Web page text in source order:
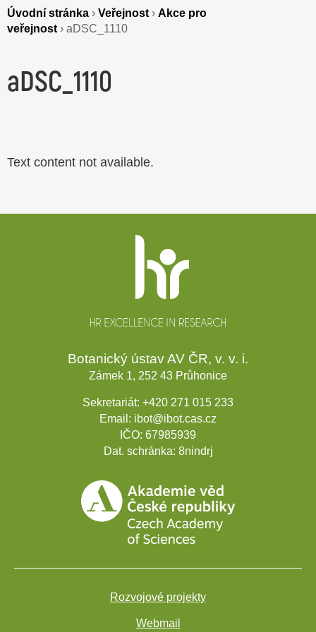
Úvodní stránka › Veřejnost › Akce pro
veřejnost › aDSC_1110
aDSC_1110
Text content not available.
Botanický ústav AV ČR, v. v. i.
Zámek 1, 252 43 Průhonice
Sekretariát: +420 271 015 233
Email: ibot@ibot.cas.cz
IČO: 67985939
Dat. schránka: 8nindrj
Rozvojové projekty
Webmail